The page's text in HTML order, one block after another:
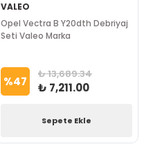
VALEO
Opel Vectra B Y20dth Debriyaj
Seti Valeo Marka
%47 ₺ 13,689.34
₺ 7,211.00
Sepete Ekle